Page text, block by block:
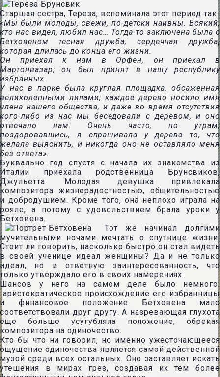
Старшая сестра, Тереза, вспоминала этот период так:
«Мы были молоды, свежи, по-детски наивны. Всякий,
кто нас видел, любил нас… Тогда-то заключена была с
Бетховеном тесная дружба, сердечная дружба,
которая длилась до конца его жизни.
Он приехал к нам в Орфен, он приехал в
Мартонвазар; он был принят в нашу республику
избранных.
У нас в парке была круглая площадка, обсаженная
великолепными липами; каждое дерево носило имя
члена нашего общества, и даже во время отсутствия
кого-либо из нас мы беседовали с деревом, и оно
отвечало нам. Очень часто, по утрам,
поздоровавшись, я спрашивала у дерева то, что
желала выяснить, и никогда оно не оставляло меня
без ответа».
Буквально год спустя с начала их знакомства из
Италии приехала родственница Брунсвиков,
Джульетта. Молодая девушка привлекала
композитора жизнерадостностью, общительностью
и добродушием. Кроме того, она неплохо играла на
рояле, а потому с удовольствием брала уроки у
Бетховена.
Тот же начинал долгими
мучительными ночами мечтать о спутнице жизни.
Стоит ли говорить, насколько быстро он стал видеть
в своей ученице идеал женщины? Да и не только
идеал, но и ответную заинтересованность, что
только утверждало его в своих намерениях.
Шансов у него на самом деле было немного:
аристократическое происхождение его избранницы
и финансовое положение Бетховена мало
соответствовали друг другу. А назревающая глухота
еще больше усугубляла положение, обрекая
композитора на одиночество.
Кто бы что ни говорил, но именно ужесточающееся
ощущение одиночества является самой действенной
музой среди всех остальных. Оно заставляет искать
утешения в мирах грез, создавая их тем более